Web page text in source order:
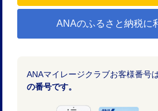
ANAのふるさと納税に
ANAマイレージクラブお客様番号
の番号です。